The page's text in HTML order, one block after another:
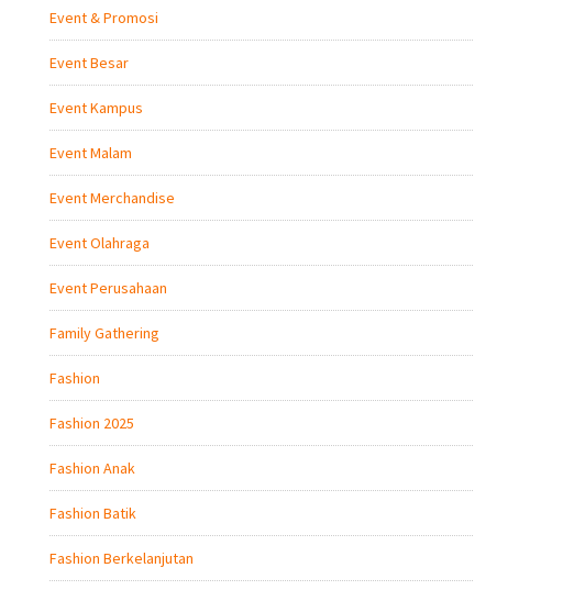
Event & Promosi
Event Besar
Event Kampus
Event Malam
Event Merchandise
Event Olahraga
Event Perusahaan
Family Gathering
Fashion
Fashion 2025
Fashion Anak
Fashion Batik
Fashion Berkelanjutan